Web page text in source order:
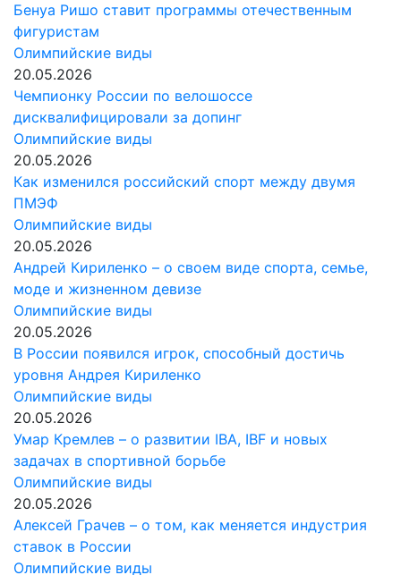
Бенуа Ришо ставит программы отечественным
фигуристам
Олимпийские виды
20.05.2026
Чемпионку России по велошоссе
дисквалифицировали за допинг
Олимпийские виды
20.05.2026
Как изменился российский спорт между двумя
ПМЭФ
Олимпийские виды
20.05.2026
Андрей Кириленко – о своем виде спорта, семье,
моде и жизненном девизе
Олимпийские виды
20.05.2026
В России появился игрок, способный достичь
уровня Андрея Кириленко
Олимпийские виды
20.05.2026
Умар Кремлев – о развитии IBA, IBF и новых
задачах в спортивной борьбе
Олимпийские виды
20.05.2026
Алексей Грачев – о том, как меняется индустрия
ставок в России
Олимпийские виды